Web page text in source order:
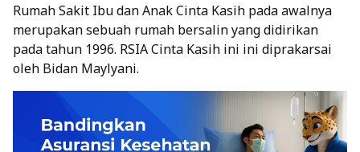
Rumah Sakit Ibu dan Anak Cinta Kasih pada awalnya
merupakan sebuah rumah bersalin yang didirikan
pada tahun 1996. RSIA Cinta Kasih ini ini diprakarsai
oleh Bidan Maylyani.